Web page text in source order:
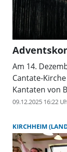
Am 14.
Cantate-
Kantaten von
09.12.2025 16:22
KIRCHHEIM